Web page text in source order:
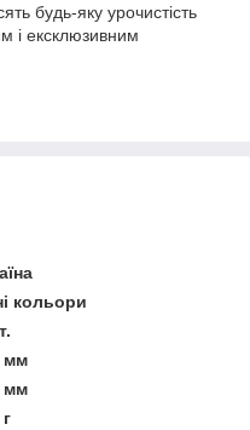
будь-яку урочистість
і ексклюзивним
кольори
мм
мм